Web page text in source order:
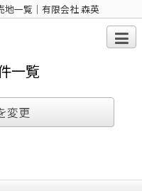
地一覧｜有限会社 森英
一覧
変更